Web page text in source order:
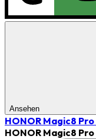
Ansehen
HONOR Magic8 Pro
HONOR Magic8 Pro